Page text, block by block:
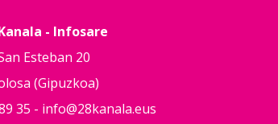
- Infosare
Esteban 20
(Gipuzkoa)
35 - info@28kanala.eus